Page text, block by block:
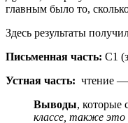
главным было то,
Здесь результаты
Письменная часть: С1
Устная часть: чтение —
Выводы, которые
классе, также это